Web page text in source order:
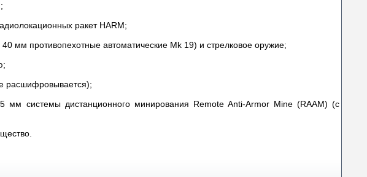
ракет HARM;
мм противопехотные автоматические Mk 19) и стрелковое оружие;
расшифровывается);
мм системы дистанционного минирования Remote Anti-Armor Mine (RAAM) (с